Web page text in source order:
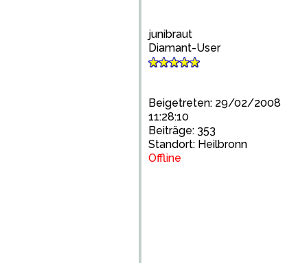
junibraut
Diamant-User
Beigetreten: 29/02/2008
11:28:10
Beiträge: 353
Standort: Heilbronn
Offline